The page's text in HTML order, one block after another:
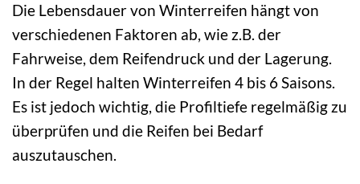
Die Lebensdauer von Winterreifen hängt von
verschiedenen Faktoren ab, wie z.B. der
Fahrweise, dem Reifendruck und der Lagerung.
In der Regel halten Winterreifen 4 bis 6 Saisons.
Es ist jedoch wichtig, die Profiltiefe regelmäßig zu
überprüfen und die Reifen bei Bedarf
auszutauschen.